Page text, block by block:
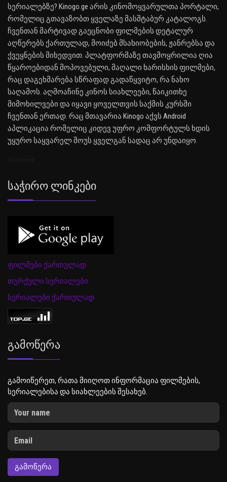
სერიალებზე? Kinogo.ge არის კინომოყვარულთა პორტალი,
რომელიც გთავაზობთ ყველაზე მასშტაბურ კატალოგს.
ჩვენთან მარტივად გაეცნობი ფილმების დეტალურ
აღწერებს ქართულად, მოიძებ მსახიობების, ჟანრებსა და
ქვეყნების მიხედვით. პლატფორმაზე თავმოყრილია ღია
წყაროებიდან მოპოვებული, მაღალი ხარისხის ფილმები,
რაც დაგეხმარება სწრაფად გადაწყვიტო, რა ნახო
საღამოს. აღმოაჩინე კინოს სიახლეები, წაიკითხე
მიმოხილვები და იყავი ყოველთვის საქმის კურსში
ჩვენთან ერთად. რაც მთავარია Kinogo აქვს Android
აპლიკაცია რომელიც კიდევ უფრო კომფორტულს ხდის
უყურო საყვარელ შოუს ყველგან სადაც არ უნდაიყო.
Საჭირო Ლინკები
ფილმები ქართულად
თურქული სერიალები
სერიალები ქართულად
Გამოწერა
გამოიწერეთ, რათა მიიღოთ ინფორმაცია ფილმების,
სერიალებისა და სიახლეების შესახებ.
ᲒᲐᲛᲝᲬᲔᲠᲐ